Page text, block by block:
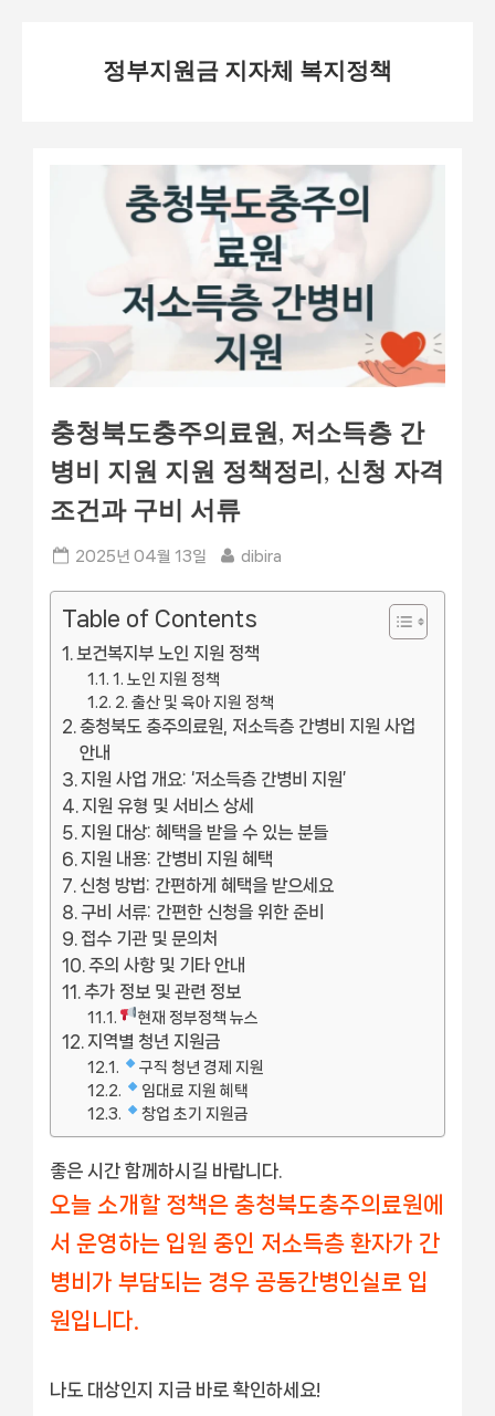
정부지원금 지자체 복지정책
충청북도충주의료원, 저소득층 간
병비 지원 지원 정책정리, 신청 자격
조건과 구비 서류
Posted
2025년 04월 13일 By
dibira
Table of Contents
보건복지부 노인 지원 정책
1. 노인 지원 정책
2. 출산 및 육아 지원 정책
충청북도 충주의료원, 저소득층 간병비 지원 사업
안내
지원 사업 개요: ‘저소득층 간병비 지원’
지원 유형 및 서비스 상세
지원 대상: 혜택을 받을 수 있는 분들
지원 내용: 간병비 지원 혜택
신청 방법: 간편하게 혜택을 받으세요
구비 서류: 간편한 신청을 위한 준비
접수 기관 및 문의처
주의 사항 및 기타 안내
추가 정보 및 관련 정보
현재 정부정책 뉴스
지역별 청년 지원금
구직 청년 경제 지원
임대료 지원 혜택
창업 초기 지원금
좋은 시간 함께하시길 바랍니다.
오늘 소개할 정책은 충청북도충주의료원에
서 운영하는 입원 중인 저소득층 환자가 간
병비가 부담되는 경우 공동간병인실로 입
원입니다.
나도 대상인지 지금 바로 확인하세요!